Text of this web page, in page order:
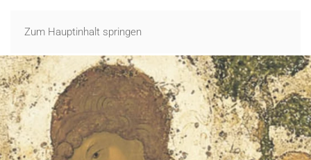
Zum Hauptinhalt springen